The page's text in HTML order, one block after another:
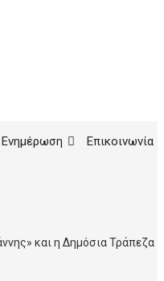
Ενημέρωση Επικοινωνία
και η Δημόσια Τράπεζα